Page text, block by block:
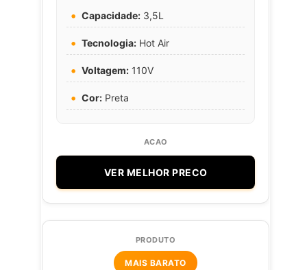
Capacidade: 3,5L
Tecnologia: Hot Air
Voltagem: 110V
Cor: Preta
VER MELHOR PRECO
MAIS BARATO